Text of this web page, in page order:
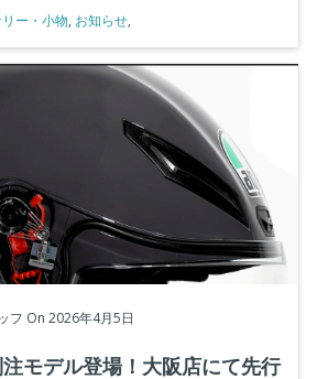
ー・小物, お知らせ,
フ On 2026年4月5日
モデル登場！大阪店にて先行